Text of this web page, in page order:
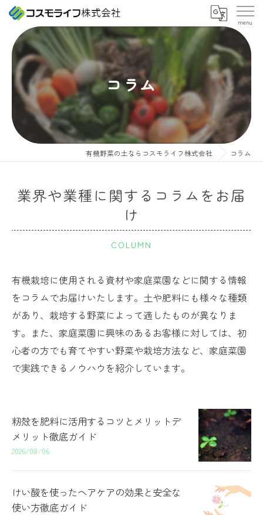
コラム
有機野菜の土ならコスモライフ株式会社 コラム
業界や業種に関するコラムをお届
け
COLUMN
有機栽培に使用される資材や家庭菜園などに関する情報
をコラムでお届けいたします。土や肥料にも様々な種類
があり、栽培する野菜によって適したものが異なりま
す。また、家庭菜園に興味のあるお客様に対しては、初
心者の方でも育てやすい野菜や栽培方法など、家庭菜園
で実践できるノウハウを紹介しています。
籾殻を肥料に活用するコツとメリットデ
メリット徹底ガイド
2026/08/06
けい酸を使ったヘアケアの効果と安全な
使い方徹底ガイド